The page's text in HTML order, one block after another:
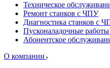
Техническое
Ремонт станков с ЧПУ
Диагностика станков с
Пусконаладочные
Абонентское
О компании